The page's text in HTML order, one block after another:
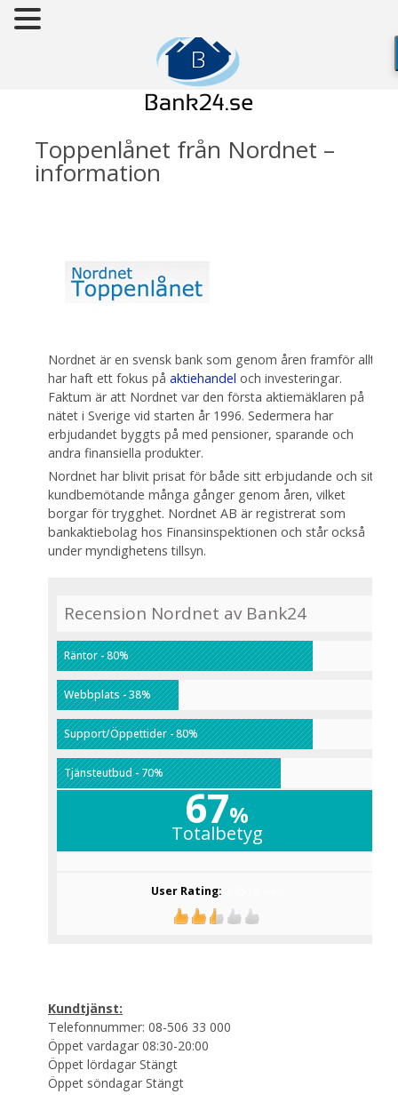
Toppenlånet från Nordnet –
information
Nordnet är en svensk bank som genom åren framför allt
har haft ett fokus på aktiehandel och investeringar.
Faktum är att Nordnet var den första aktiemäklaren på
nätet i Sverige vid starten år 1996. Sedermera har
erbjudandet byggts på med pensioner, sparande och
andra finansiella produkter.
Nordnet har blivit prisat för både sitt erbjudande och sitt
kundbemötande många gånger genom åren, vilket
borgar för trygghet. Nordnet AB är registrerat som
bankaktiebolag hos Finansinspektionen och står också
under myndighetens tillsyn.
Recension Nordnet av Bank24
Räntor - 80%
Webbplats - 38%
Support/Öppettider - 80%
Tjänsteutbud - 70%
67%
Totalbetyg
User Rating:
Kundtjänst:
Telefonnummer: 08-506 33 000
Öppet vardagar 08:30-20:00
Öppet lördagar Stängt
Öppet söndagar Stängt